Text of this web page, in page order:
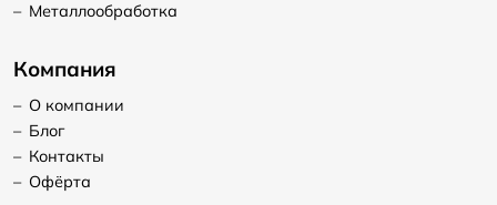
– Металлообработка
Компания
– О компании
– Блог
– Контакты
– Офёрта